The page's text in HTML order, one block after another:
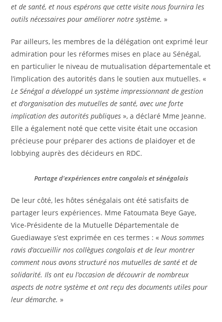
et de santé, et nous espérons que cette visite nous fournira les
outils nécessaires pour améliorer notre système. »
Par ailleurs, les membres de la délégation ont exprimé leur
admiration pour les réformes mises en place au Sénégal,
en particulier le niveau de mutualisation départementale et
l’implication des autorités dans le soutien aux mutuelles. «
Le Sénégal a développé un système impressionnant de gestion
et d’organisation des mutuelles de santé, avec une forte
implication des autorités publiques», a déclaré Mme Jeanne.
Elle a également noté que cette visite était une occasion
précieuse pour préparer des actions de plaidoyer et de
lobbying auprès des décideurs en RDC.
Partage d'expériences entre congolais et sénégalais
De leur côté, les hôtes sénégalais ont été satisfaits de
partager leurs expériences. Mme Fatoumata Beye Gaye,
Vice-Présidente de la Mutuelle Départementale de
Guediawaye s’est exprimée en ces termes : « Nous sommes
ravis d’accueillir nos collègues congolais et de leur montrer
comment nous avons structuré nos mutuelles de santé et de
solidarité. Ils ont eu l’occasion de découvrir de nombreux
aspects de notre système et ont reçu des documents utiles pour
leur démarche. »